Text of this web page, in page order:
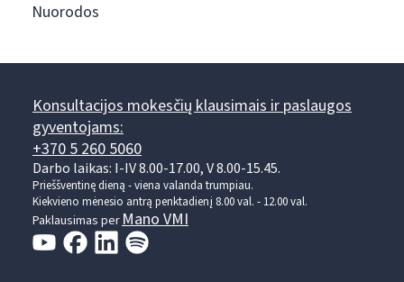
Nuorodos
Konsultacijos mokesčių klausimais ir paslaugos
gyventojams:
+370 5 260 5060
Darbo laikas: I-IV 8.00-17.00, V 8.00-15.45.
Prieššventinę dieną - viena valanda trumpiau.
Kiekvieno mėnesio antrą penktadienį 8.00 val. - 12.00 val.
Paklausimas perMano VMI